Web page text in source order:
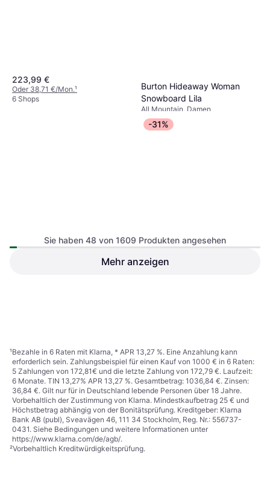
223,99 €
Oder 38,71 €/Mon.¹
6 Shops
Burton Hideaway Woman
Snowboard Lila
All Mountain, Damen
300,99 €
5 Shops
-31%
Head Scout LYT BOA
Sie haben 48 von 1609 Produkten angesehen
Mehr anzeigen
¹Bezahle in 6 Raten mit Klarna, * APR 13,27 %. Eine Anzahlung kann
erforderlich sein. Zahlungsbeispiel für einen Kauf von 1000 € in 6 Raten:
5 Zahlungen von 172,81€ und die letzte Zahlung von 172,79 €. Laufzeit:
6 Monate. TIN 13,27% APR 13,27 %. Gesamtbetrag: 1036,84 €. Zinsen:
36,84 €. Gilt nur für in Deutschland lebende Personen über 18 Jahre.
Vorbehaltlich der Zustimmung von Klarna. Mindestkaufbetrag 25 € und
Höchstbetrag abhängig von der Bonitätsprüfung. Kreditgeber: Klarna
Bank AB (publ), Sveavägen 46, 111 34 Stockholm, Reg. Nr.: 556737-
0431. Siehe Bedingungen und weitere Informationen unter
https://www.klarna.com/de/agb/.
²Vorbehaltlich Kreditwürdigkeitsprüfung.